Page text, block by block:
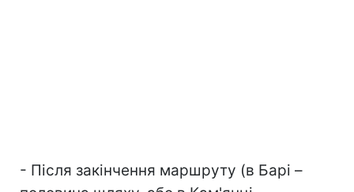
- Після закінчення маршруту (в Барі –